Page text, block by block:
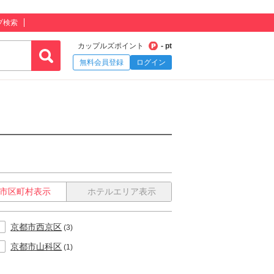
検索
カップルズポイント
- pt
無料会員登録
ログイン
市区町村表示 ホテルエリア表示
京都市西京区 (3)
京都市山科区 (1)